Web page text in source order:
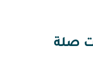
صلة